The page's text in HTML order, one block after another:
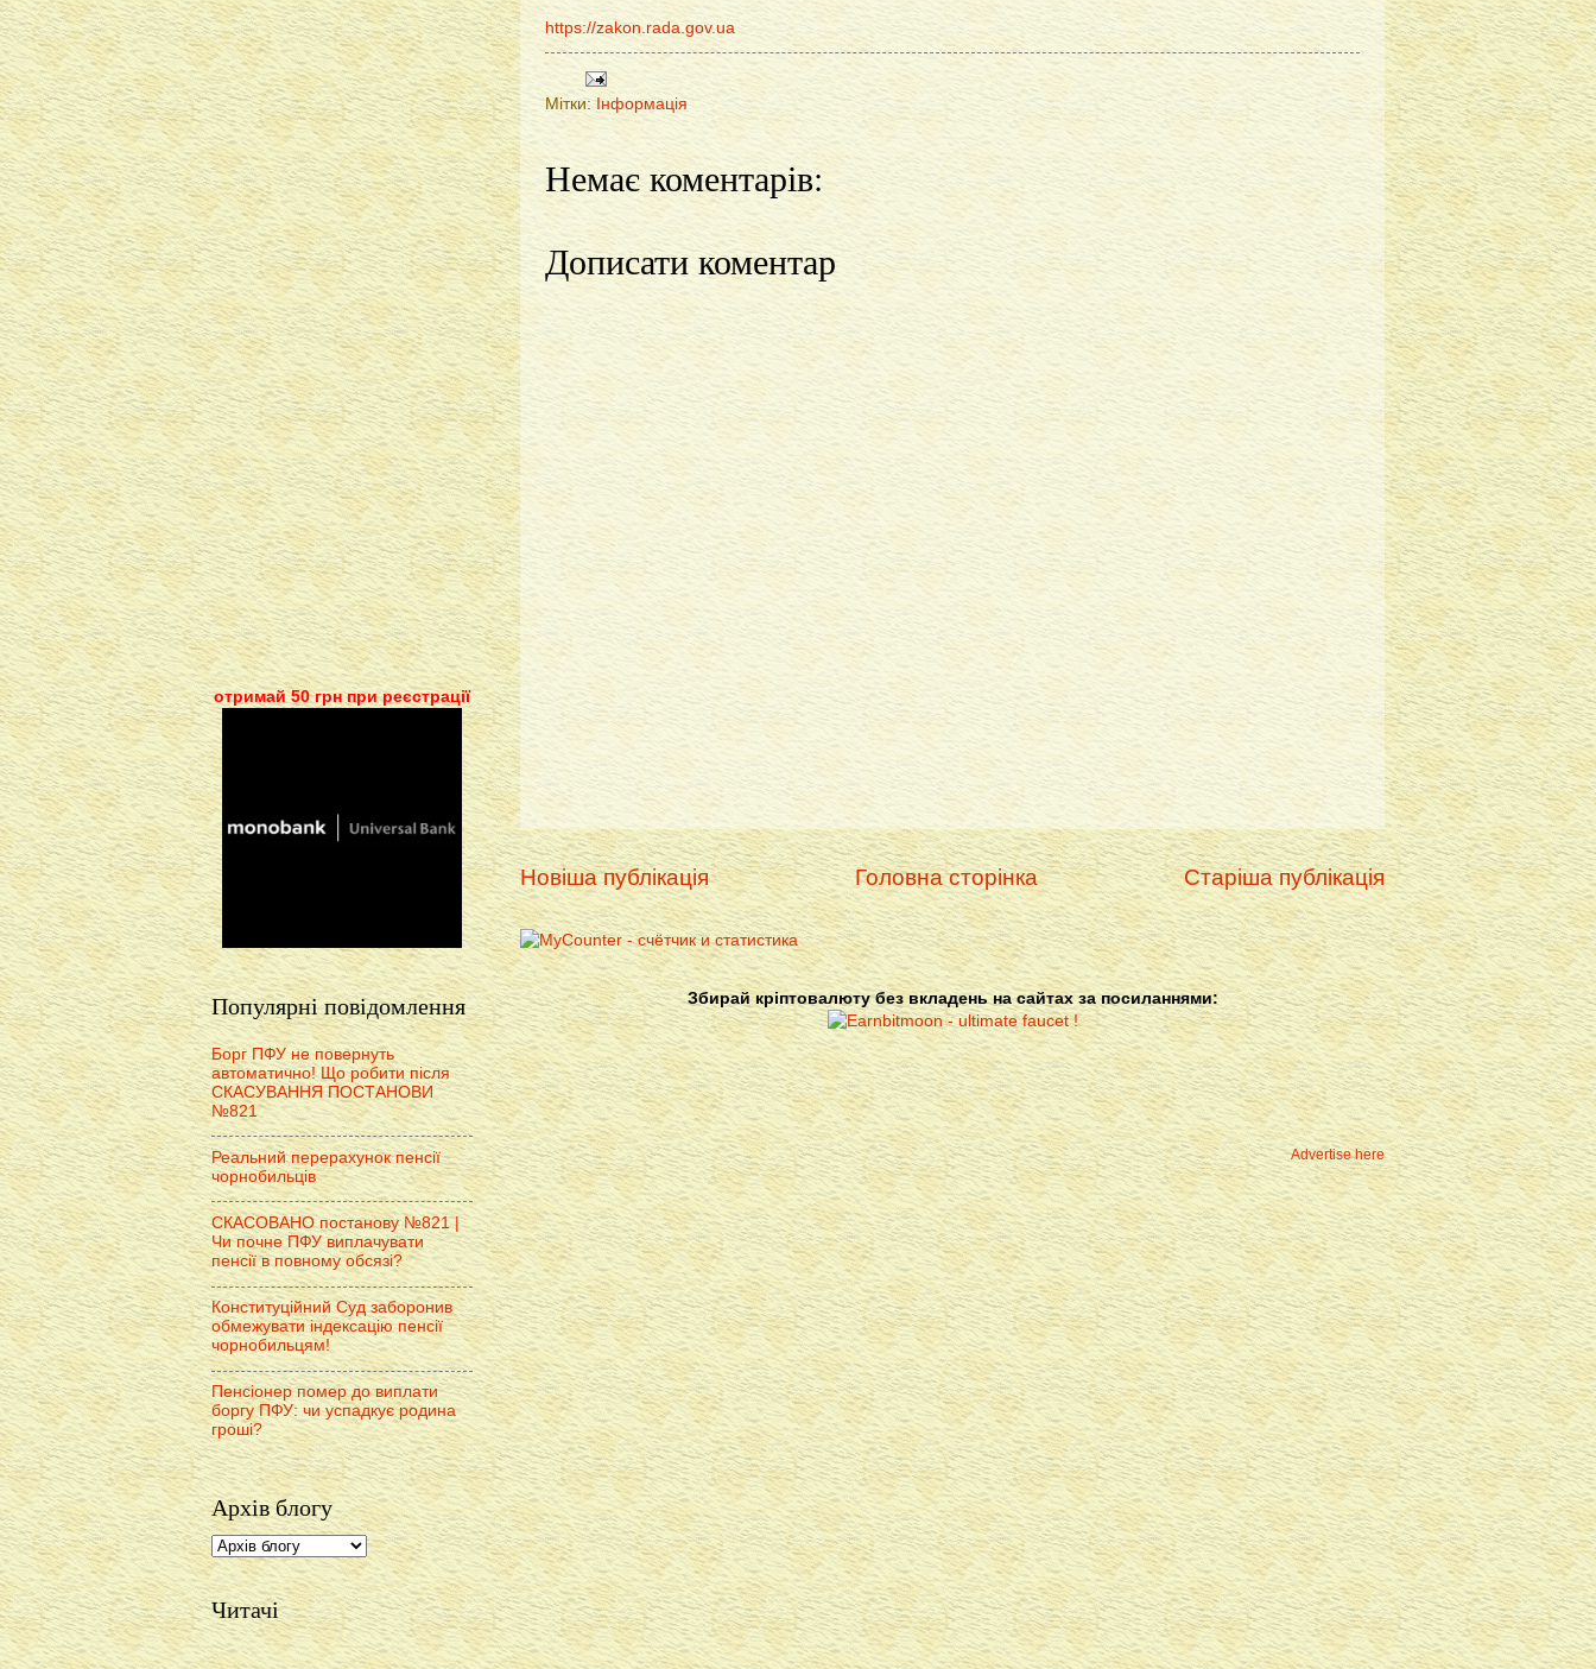
https://zakon.rada.gov.ua
Мітки: Інформація
Немає коментарів:
Дописати коментар
Новіша публікація Старіша публікація
Головна сторінка
Збирай кріптовалюту без вкладень на сайтах за посиланнями:
Advertise here
отримай 50 грн при реєстрації
Популярні повідомлення
Борг ПФУ не повернуть
автоматично! Що робити після
СКАСУВАННЯ ПОСТАНОВИ
№821
Реальний перерахунок пенсії
чорнобильців
СКАСОВАНО постанову №821 |
Чи почне ПФУ виплачувати
пенсії в повному обсязі?
Конституційний Суд заборонив
обмежувати індексацію пенсії
чорнобильцям!
Пенсіонер помер до виплати
боргу ПФУ: чи успадкує родина
гроші?
Архів блогу
Читачі